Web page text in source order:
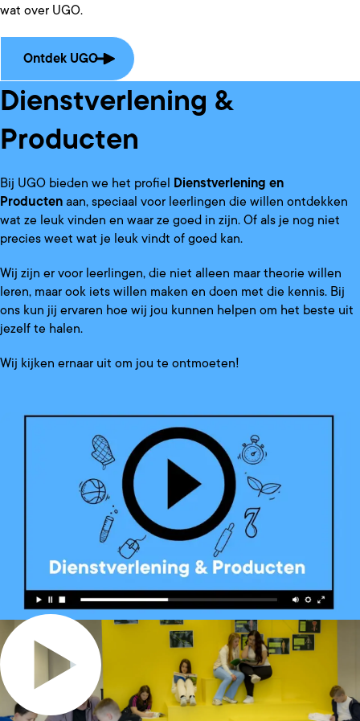
wat over UGO.
Ontdek UGO
Dienstverlening &
Producten
Bij UGO bieden we het profiel
Dienstverlening en
Producten aan, speciaal voor leerlingen die willen ontdekken
wat ze leuk vinden en waar ze goed in zijn. Of als je nog niet
precies weet wat je leuk vindt of goed kan.
Wij zijn er voor leerlingen, die niet alleen maar theorie willen
leren, maar ook iets willen maken en doen met die kennis. Bij
ons kun jij ervaren hoe wij jou kunnen helpen om het beste uit
jezelf te halen.
Wij kijken ernaar uit om jou te ontmoeten!